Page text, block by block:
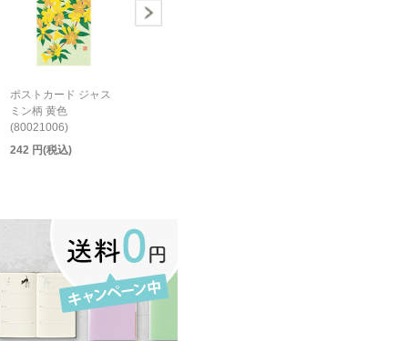
ポストカード ジャス
ミン柄 黄色
(80021006)
242 円(税込)